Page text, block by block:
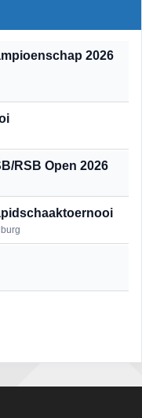
2026
RSB Open 2026